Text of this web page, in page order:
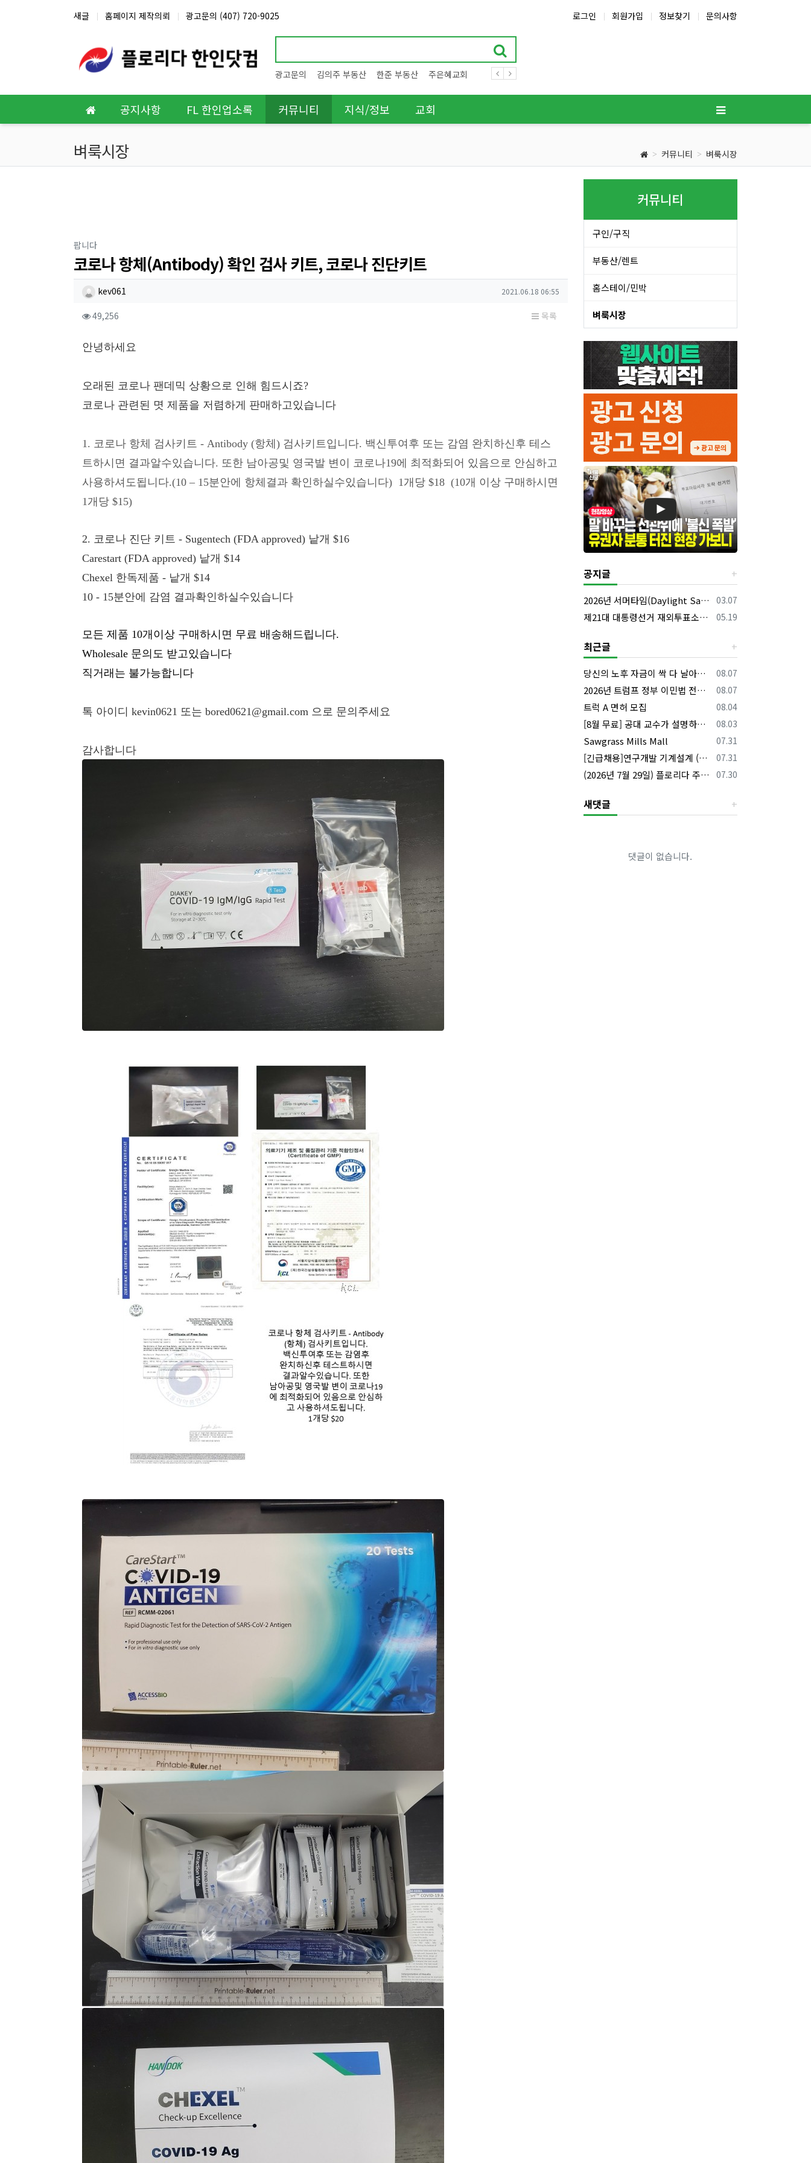
새글 홈페이지 제작의뢰 광고문의 (407) 720-9025 로그인 회원가입 정보찾기 문의사항
광고문의 김의주 부동산 한준 부동산 주은혜교회
공지사항 FL 한인업소록 커뮤니티 지식/정보 교회
벼룩시장 커뮤니티 벼룩시장
팝니다분류
코로나 항체(Antibody) 확인 검사 키트, 코로나 진단키트
작성자 정보
kev061 작성일
2021.06.18 06:55
컨텐츠 정보
49,256 목록
본문
안녕하세요
오래된 코로나 팬데믹 상황으로 인해 힘드시죠?
코로나 관련된 몃 제품을 저렴하게 판매하고있습니다
1. 코로나 항체 검사키트 - Antibody (항체 ) 검사키트입니다. 백신투여후 또는 감염 완치하신후 테스
트하시면 결과알수있습니다. 또한 남아공및 영국발 변이 코로나19에 최적화되어 있음으로 안심하고
사용하셔도됩니다.(10 – 15분안에 항체결과 확인하실수있습니다) 1개당 $18 (10개 이상 구매하시면
1개당 $15)
2. 코로나 진단 키트 - Sugentech (FDA approved) 낱개 $16
Carestart (FDA approved) 낱개 $14
Chexel 한독제품 - 낱개 $14
10 - 15분안에 감염 결과확인하실수있습니다
모든 제품 10개이상 구매하시면 무료 배송해드립니다.
Wholesale 문의도 받고있습니다
직거래는 불가능합니다
톡 아이디 kevin0621 또는 bored0621@gmail.com 으로 문의주세요
감사합니다
커뮤니티
구인/구직
부동산/렌트
홈스테이/민박
벼룩시장
공지글
등록일
03.07
2026년 서머타임(Daylight Saving Time) 시작 안내
등록일
05.19
제21대 대통령선거 재외투표소의 명칭 및 소재지 등의 공고/올랜도 제외 투표소
최근글
등록일
08.07
당신의 노후 자금이 싹 다 날아갈 수도 있습니다, 롱텀케어 준비 하기
등록일
08.07
2026년 트럼프 정부 이민법 전면 시행 꼭 알아야 할 4가지!!
등록일
08.04
트럭 A 면허 모집
등록일
08.03
[8월 무료] 공대 교수가 설명하는 AP Physics1 물리 온라인 강의
등록일
07.31
Sawgrass Mills Mall
등록일
07.31
[긴급채용]연구개발 기계설계 (C&C) 엔지니어 모집
등록일
07.30
(2026년 7월 29일) 플로리다 주요 뉴스 | 플로리다 한인 닷컴
새댓글
댓글이 없습니다.